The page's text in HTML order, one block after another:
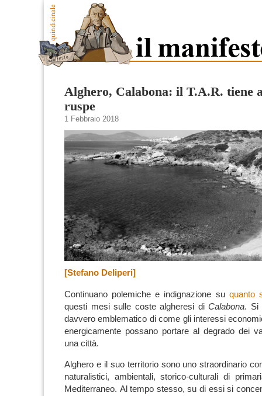
Alghero, Calabona: il T.A.R. tiene
ruspe
1 Febbraio 2018
[Stefano Deliperi]
Continuano polemiche e indignazione su quanto
questi mesi sulle coste algheresi diCalabona. Si
davvero emblematico di come gli interessi
energicamente possano portare al degrado dei
una città.
Alghero e il suo territorio sono uno straordinario
naturalistici, ambientali, storico-culturali di
Mediterraneo. Al tempo stesso, su di essi si